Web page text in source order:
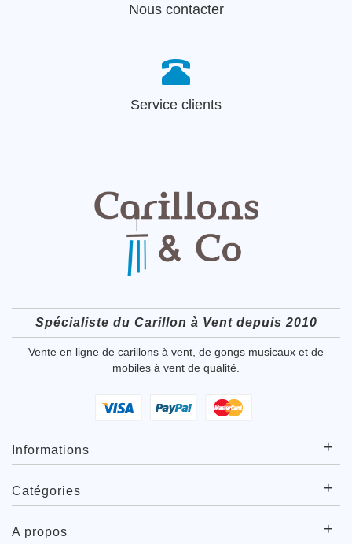
Nous contacter
Service clients
Spécialiste du Carillon à Vent depuis 2010
Vente en ligne de carillons à vent, de gongs musicaux et de
mobiles à vent de qualité.
Informations +
Catégories +
A propos +